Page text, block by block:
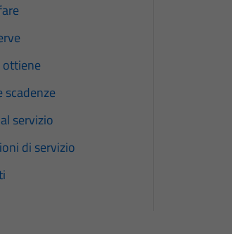
ottiene
scadenze
servizio
di servizio